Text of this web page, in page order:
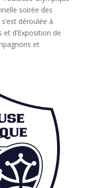
soirée des
déroulée à
et d’Exposition de
et